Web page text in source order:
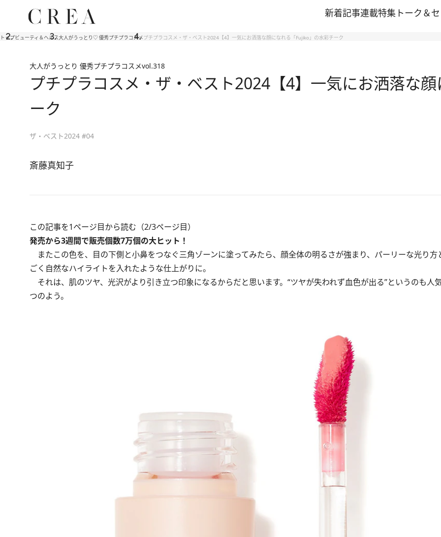
新着記事連載特集 トーク＆
トップビューティ＆ヘルス大人がうっとり♡ 優秀プチプラコスメプチプラコスメ・ザ・ベスト2024【4】一気にお洒落な顔になれる「Fujiko」の水彩チーク
大人がうっとり 優秀プチプラコスメvol.318
プチプラコスメ・ザ・ベスト2024【4】一気にお洒落な
ーク
ザ・ベスト2024 #04
斎藤真知子
この記事を1ページ目から読む（2/3ページ目）
発売から3週間で販売個数7万個の大ヒット！
またこの色を、目の下側と小鼻をつなぐ三角ゾーンに塗ってみたら、顔全体の明るさが強まり、パーリーな光り方
ごく自然なハイライトを入れたような仕上がりに。
それは、肌のツヤ、光沢がより引き立つ印象になるからだと思います。“ツヤが失われず血色が出る”というのも人
つのよう。